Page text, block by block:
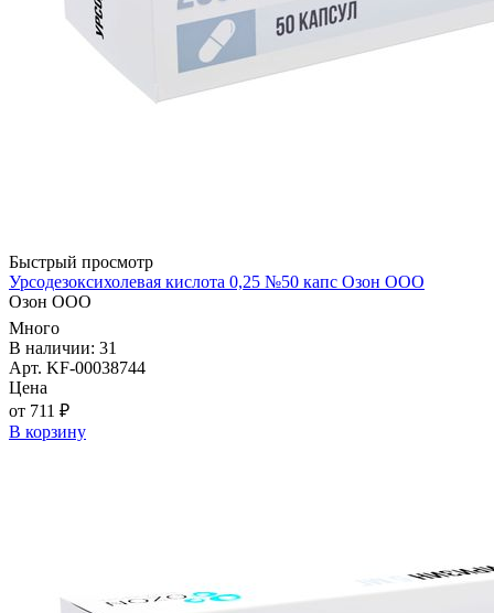
Быстрый просмотр
Урсодезоксихолевая кислота 0,25 №50 капс Озон ООО
Озон ООО
Много
В наличии: 31
Арт. KF-00038744
Цена
от 711 ₽
В корзину